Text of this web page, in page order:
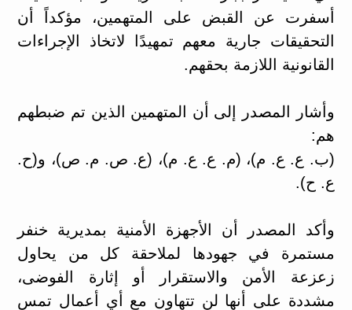
أسفرت عن القبض على المتهمين، مؤكداً أن
التحقيقات جارية معهم تمهيدًا لاتخاذ الإجراءات
القانونية اللازمة بحقهم.
وأشار المصدر إلى أن المتهمين الذين تم ضبطهم
هم:
(ب. ع. ع. م)، (م. ع. ع. م)، (ع. ص. م. ص)، و(ح.
ع. ح).
وأكد المصدر أن الأجهزة الأمنية بمديرية خنفر
مستمرة في جهودها لملاحقة كل من يحاول
زعزعة الأمن والاستقرار أو إثارة الفوضى،
مشددة على أنها لن تتهاون مع أي أعمال تمس